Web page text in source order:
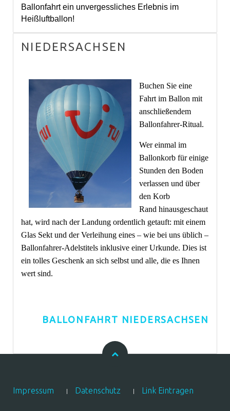
Ballonfahrt ein unvergessliches Erlebnis im
Heißluftballon!
NIEDERSACHSEN
Buchen Sie eine
Fahrt im Ballon mit
anschließendem
Ballonfahrer-Ritual.
Wer einmal im
Ballonkorb für einige
Stunden den Boden
verlassen und über
den Korb
Rand hinausgeschaut
hat, wird nach der Landung ordentlich getauft: mit einem
Glas Sekt und der Verleihung eines – wie bei uns üblich –
Ballonfahrer-Adelstitels inklusive einer Urkunde. Dies ist
ein tolles Geschenk an sich selbst und alle, die es Ihnen
wert sind.
BALLONFAHRT NIEDERSACHSEN
Impressum Datenschutz Link Eintragen